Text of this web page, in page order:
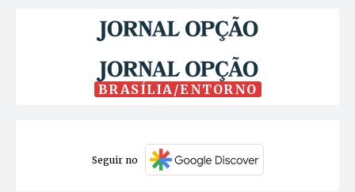
BRASÍLIA/ENTORNO
Seguir no